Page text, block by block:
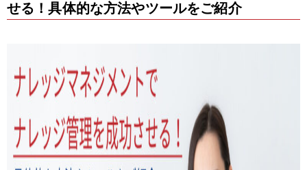
せる！具体的な方法やツールをご紹介